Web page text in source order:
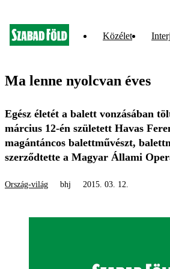
Közélet
Ma lenne nyolcvan éves
Egész életét a balett vonzásában
március 12-én született Havas
magántáncos balettművészt,
szerződtette a Magyar Állami
Ország-világ bhj 2015. 03. 12.